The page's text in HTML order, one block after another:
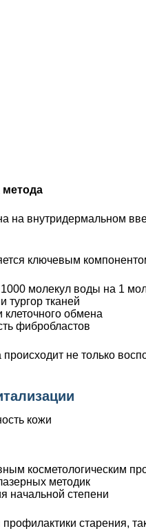
метода
на внутридермальном
ключевым
молекул воды на 1
тургор тканей
клеточного обмена
фибробластов
не только
кожи
косметологическим
методик
начальной степени
профилактики старения,